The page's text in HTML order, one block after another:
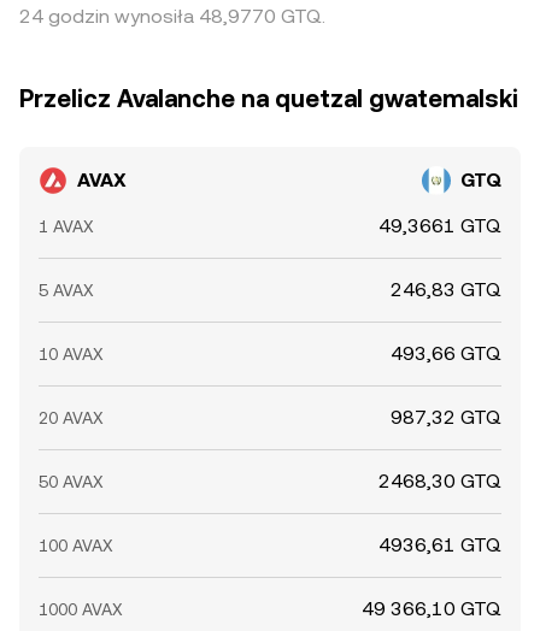
24 godzin wynosiła 48,9770 GTQ.
Przelicz Avalanche na quetzal gwatemalski
AVAX GTQ
1 AVAX 49,3661 GTQ
5 AVAX 246,83 GTQ
10 AVAX 493,66 GTQ
20 AVAX 987,32 GTQ
50 AVAX 2468,30 GTQ
100 AVAX 4936,61 GTQ
1000 AVAX 49 366,10 GTQ